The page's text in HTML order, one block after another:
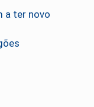
a ter novo